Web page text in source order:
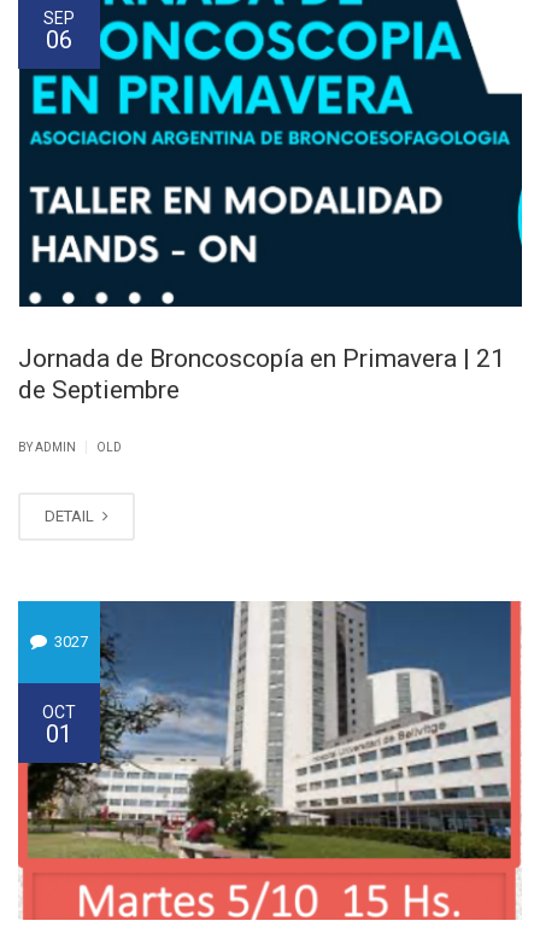
SEP
06
Jornada de Broncoscopía en Primavera | 21
de Septiembre
BY ADMIN OLD
DETAIL
3027
OCT
01